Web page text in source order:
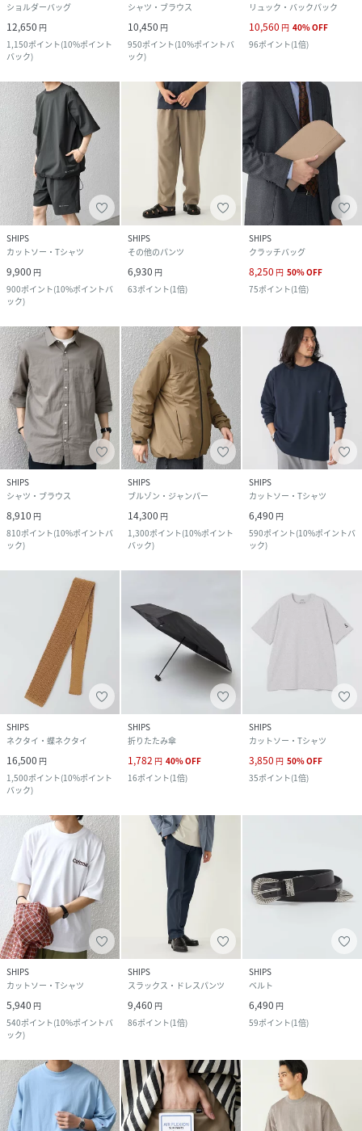
ショルダーバッグ
12,650 円
1,150ポイント(10%ポイント
バック)
シャツ・ブラウス
10,450 円
950ポイント(10%ポイントバ
ック)
リュック・バックパック
10,560 円 40%OFF
96ポイント(1倍)
SHIPS
カットソー・Tシャツ
9,900 円
900ポイント(10%ポイントバ
ック)
SHIPS
その他のパンツ
6,930 円
63ポイント(1倍)
SHIPS
クラッチバッグ
8,250 円 50%OFF
75ポイント(1倍)
SHIPS
シャツ・ブラウス
8,910 円
810ポイント(10%ポイントバ
ック)
SHIPS
ブルゾン・ジャンパー
14,300 円
1,300ポイント(10%ポイント
バック)
SHIPS
カットソー・Tシャツ
6,490 円
590ポイント(10%ポイントバ
ック)
SHIPS
ネクタイ・蝶ネクタイ
16,500 円
1,500ポイント(10%ポイント
バック)
SHIPS
折りたたみ傘
1,782 円 40%OFF
16ポイント(1倍)
SHIPS
カットソー・Tシャツ
3,850 円 50%OFF
35ポイント(1倍)
SHIPS
カットソー・Tシャツ
5,940 円
540ポイント(10%ポイントバ
ック)
SHIPS
スラックス・ドレスパンツ
9,460 円
86ポイント(1倍)
SHIPS
ベルト
6,490 円
59ポイント(1倍)